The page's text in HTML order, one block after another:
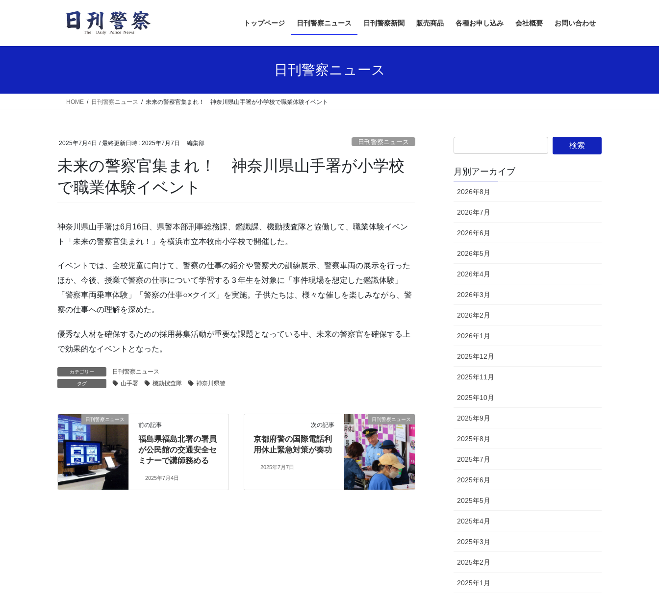
トップページ 日刊警察ニュース 日刊警察新聞 販売商品 各種お申し込み 会社概要 お問い合わせ
日刊警察ニュース
HOME 日刊警察ニュース 未来の警察官集まれ！ 神奈川県山手署が小学校で職業体験イベント
2025年7月4日 / 最終更新日時 : 2025年7月7日 編集部 日刊警察ニュース
未来の警察官集まれ！ 神奈川県山手署が小学校
で職業体験イベント
神奈川県山手署は6月16日、県警本部刑事総務課、鑑識課、機動捜査隊と協働して、職業体験イベン
ト「未来の警察官集まれ！」を横浜市立本牧南小学校で開催した。
イベントでは、全校児童に向けて、警察の仕事の紹介や警察犬の訓練展示、警察車両の展示を行った
ほか、今後、授業で警察の仕事について学習する３年生を対象に「事件現場を想定した鑑識体験」
「警察車両乗車体験」「警察の仕事○×クイズ」を実施。子供たちは、様々な催しを楽しみながら、警
察の仕事への理解を深めた。
優秀な人材を確保するための採用募集活動が重要な課題となっている中、未来の警察官を確保する上
で効果的なイベントとなった。
カテゴリー 日刊警察ニュース
タグ 山手署 機動捜査隊 神奈川県警
日刊警察ニュース
前の記事
福島県福島北署の署員
が公民館の交通安全セ
ミナーで講師務める
2025年7月4日
日刊警察ニュース
次の記事
京都府警の国際電話利
用休止緊急対策が奏功
2025年7月7日
月別アーカイブ
2026年8月
2026年7月
2026年6月
2026年5月
2026年4月
2026年3月
2026年2月
2026年1月
2025年12月
2025年11月
2025年10月
2025年9月
2025年8月
2025年7月
2025年6月
2025年5月
2025年4月
2025年3月
2025年2月
2025年1月